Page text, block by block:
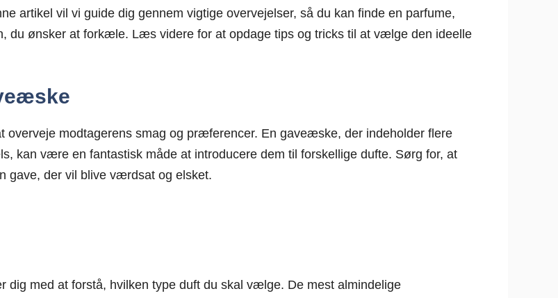
artikel vil vi guide dig gennem vigtige overvejelser, så du kan finde en parfume,
du ønsker at forkæle. Læs videre for at opdage tips og tricks til at vælge den ideelle
modtagerens smag og præferencer. En gaveæske, der indeholder flere
kan være en fantastisk måde at introducere dem til forskellige dufte. Sørg for, at
gave, der vil blive værdsat og elsket.
med at forstå, hvilken type duft du skal vælge. De mest almindelige